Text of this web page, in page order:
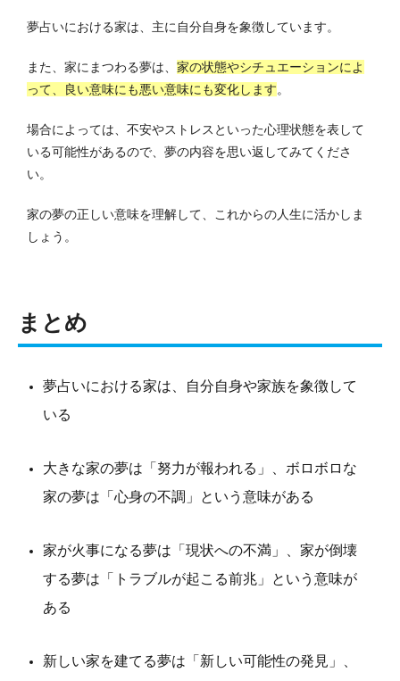
夢占いにおける家は、主に自分自身を象徴しています。
また、家にまつわる夢は、 家の状態やシチュエーションによ
って、良い意味にも悪い意味にも変化します。
場合によっては、不安やストレスといった心理状態を表して
いる可能性があるので、夢の内容を思い返してみてくださ
い。
家の夢の正しい意味を理解して、これからの人生に活かしま
しょう。
まとめ
夢占いにおける家は、自分自身や家族を象徴して
いる
大きな家の夢は「努力が報われる」、ボロボロな
家の夢は「心身の不調」という意味がある
家が火事になる夢は「現状への不満」、家が倒壊
する夢は「トラブルが起こる前兆」という意味が
ある
新しい家を建てる夢は「新しい可能性の発見」、